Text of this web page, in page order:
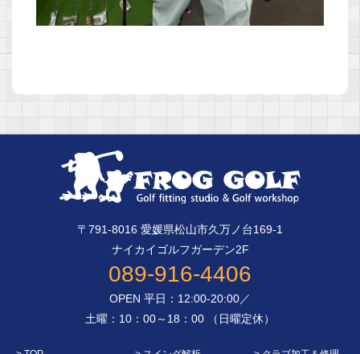
〒791-8016 愛媛県松山市久万ノ台169-1
ナイカイゴルフガーデン2F
089-916-4406
OPEN 平日：12:00-20:00／
土曜：10：00～18：00 （日曜定休）